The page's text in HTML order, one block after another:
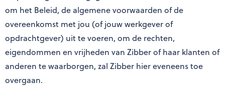
om het Beleid, de algemene voorwaarden of de
overeenkomst met jou (of jouw werkgever of
opdrachtgever) uit te voeren, om de rechten,
eigendommen en vrijheden van Zibber of haar klanten of
anderen te waarborgen, zal Zibber hier eveneens toe
overgaan.